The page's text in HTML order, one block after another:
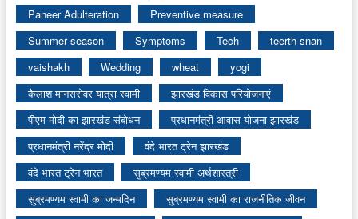
Paneer Adulteration
Preventive measure
Summer season
Symptoms Tech
teerth snan
vaishakh
Wedding wheat
yogi
कैलाश मानसरोवर यात्रा स्वामी
झारखंड विकास परियोजनाएं
पीएम मोदी का झारखंड संबोधन
प्रधानमंत्री आवास योजना झारखंड
प्रधानमंत्री नरेंद्र मोदी
वंदे भारत ट्रेन झारखंड
वंदे भारत ट्रेन भारत
सुब्रमण्यम स्वामी अर्थशास्त्री
सुब्रमण्यम स्वामी का जन्मदिन
सुब्रमण्यम स्वामी का राजनीतिक जीवन